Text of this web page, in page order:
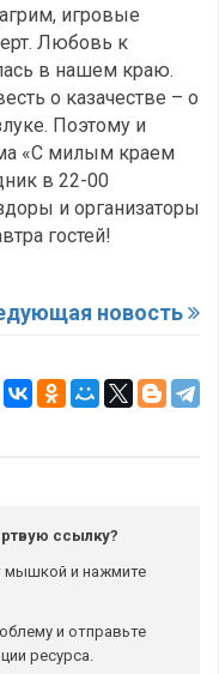
игровые
Любовь к
в нашем краю.
о казачестве – о
Поэтому и
«С милым краем
в 22-00
и организаторы
гостей!
новость
ссылку?
мышкой и нажмите
и отправьте
ресурса.